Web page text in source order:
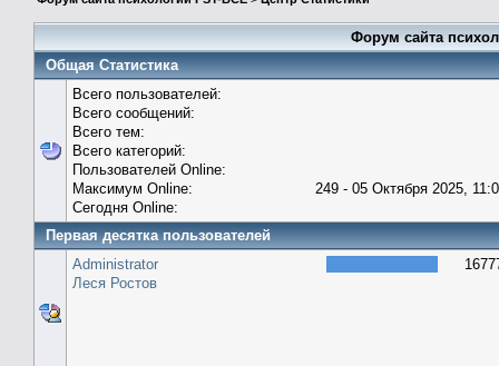
Форум сайта
Общая Статистика
Всего пользователей:
Всего сообщений:
Всего тем:
Всего категорий:
Пользователей Online:
Максимум Online:
249 - 05 Октября 2025,
Сегодня Online:
Первая десятка пользователей
Administrator
Леся Ростов